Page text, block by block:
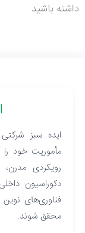
داشته باشید
ایده سبز
مأموریت خود را
رویکردی
دکوراسیون
فناوری‌های نوین
محقق شوند.